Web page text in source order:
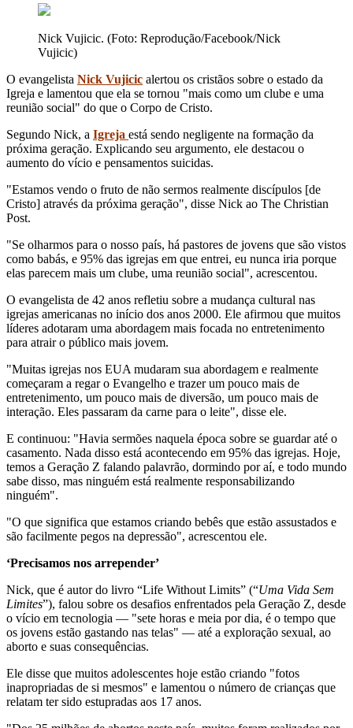
Nick Vujicic. (Foto: Reprodução/Facebook/Nick
Vujicic)
O evangelista Nick Vujicic alertou os cristãos sobre o estado da
Igreja e lamentou que ela se tornou "mais como um clube e uma
reunião social" do que o Corpo de Cristo.
Segundo Nick, a Igreja está sendo negligente na formação da
próxima geração. Explicando seu argumento, ele destacou o
aumento do vício e pensamentos suicidas.
"Estamos vendo o fruto de não sermos realmente discípulos [de
Cristo] através da próxima geração", disse Nick ao The Christian
Post.
"Se olharmos para o nosso país, há pastores de jovens que são vistos
como babás, e 95% das igrejas em que entrei, eu nunca iria porque
elas parecem mais um clube, uma reunião social", acrescentou.
O evangelista de 42 anos refletiu sobre a mudança cultural nas
igrejas americanas no início dos anos 2000. Ele afirmou que muitos
líderes adotaram uma abordagem mais focada no entretenimento
para atrair o público mais jovem.
"Muitas igrejas nos EUA mudaram sua abordagem e realmente
começaram a regar o Evangelho e trazer um pouco mais de
entretenimento, um pouco mais de diversão, um pouco mais de
interação. Eles passaram da carne para o leite", disse ele.
E continuou: "Havia sermões naquela época sobre se guardar até o
casamento. Nada disso está acontecendo em 95% das igrejas. Hoje,
temos a Geração Z falando palavrão, dormindo por aí, e todo mundo
sabe disso, mas ninguém está realmente responsabilizando
ninguém".
"O que significa que estamos criando bebês que estão assustados e
são facilmente pegos na depressão", acrescentou ele.
‘Precisamos nos arrepender’
Nick, que é autor do livro “Life Without Limits” (“Uma Vida Sem
Limites”), falou sobre os desafios enfrentados pela Geração Z, desde
o vício em tecnologia — "sete horas e meia por dia, é o tempo que
os jovens estão gastando nas telas" — até a exploração sexual, ao
aborto e suas consequências.
Ele disse que muitos adolescentes hoje estão criando "fotos
inapropriadas de si mesmos" e lamentou o número de crianças que
relatam ter sido estupradas aos 17 anos.